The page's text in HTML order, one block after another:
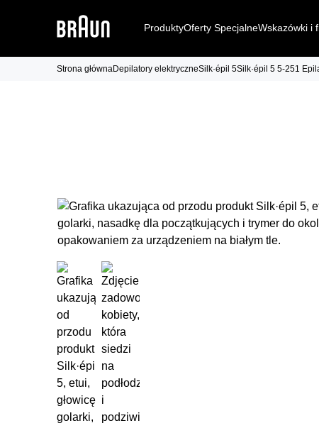
ProduktyOferty SpecjalneWskazówki i
Strona głównaDepilatory elektryczneSilk·épil 5Silk·épil 5 5-251